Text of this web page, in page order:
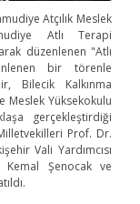
Atçılık Meslek
Atlı Terapi
düzenlenen "Atlı
bir törenle
Bilecik Kalkınma
Meslek Yüksekokulu
gerçekleştirdiği
Prof. Dr.
Vali Yardımcısı
Kemal Şenocak ve